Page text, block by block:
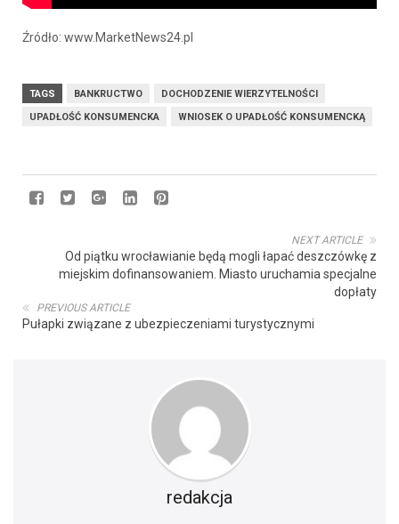
Źródło: www.MarketNews24.pl
TAGS BANKRUCTWO
DOCHODZENIE WIERZYTELNOŚCI
UPADŁOŚĆ KONSUMENCKA
WNIOSEK O UPADŁOŚĆ KONSUMENCKĄ
NEXT ARTICLE
Od piątku wrocławianie będą mogli łapać deszczówkę z
miejskim dofinansowaniem. Miasto uruchamia specjalne
dopłaty
PREVIOUS ARTICLE
Pułapki związane z ubezpieczeniami turystycznymi
redakcja